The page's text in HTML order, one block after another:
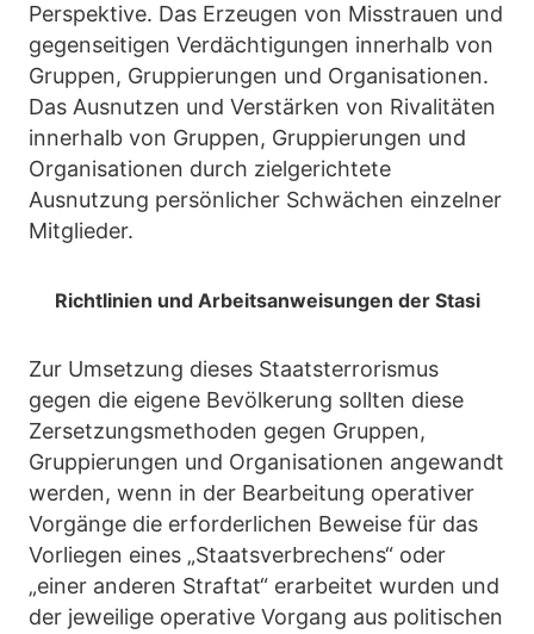
Perspektive. Das Erzeugen von Misstrauen und
gegenseitigen Verdächtigungen innerhalb von
Gruppen, Gruppierungen und Organisationen.
Das Ausnutzen und Verstärken von Rivalitäten
innerhalb von Gruppen, Gruppierungen und
Organisationen durch zielgerichtete
Ausnutzung persönlicher Schwächen einzelner
Mitglieder.
Richtlinien und Arbeitsanweisungen der Stasi
Zur Umsetzung dieses Staatsterrorismus
gegen die eigene Bevölkerung sollten diese
Zersetzungsmethoden gegen Gruppen,
Gruppierungen und Organisationen angewandt
werden, wenn in der Bearbeitung operativer
Vorgänge die erforderlichen Beweise für das
Vorliegen eines „Staatsverbrechens“ oder
„einer anderen Straftat“ erarbeitet wurden und
der jeweilige operative Vorgang aus politischen